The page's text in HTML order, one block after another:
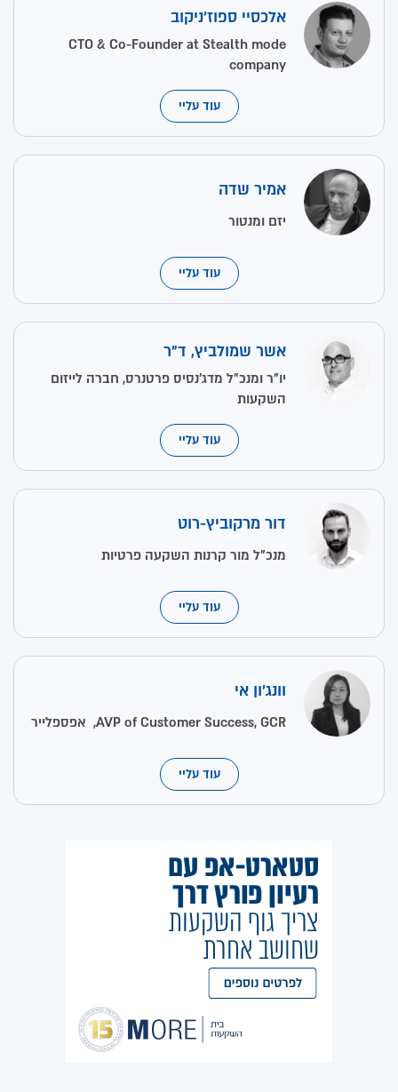
אלכסיי ספוז'ניקוב
CTO & Co-Founder at Stealth mode
company
עוד עליי
אמיר שדה
יזם ומנטור
עוד עליי
אשר שמולביץ, ד"ר
יו"ר ומנכ"ל מדג'נסיס פרטנרס, חברה לייזום
השקעות
עוד עליי
דור מרקוביץ-רוט
מנכ"ל מור קרנות השקעה פרטיות
עוד עליי
וונג'ון אי
AVP of Customer Success, GCR, אפספלייר
עוד עליי